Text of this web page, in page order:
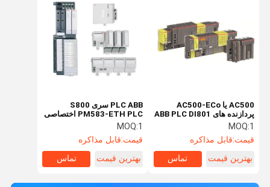
PLC ABB سری S800
PM583-ETH PLC اختصاصی
DC541-CM 4MB 8MB 2MB
12DI / 8DO / 2DC PM5012-
MOQ:1
قیمت:قابل مذاکره
بهترین قیمت
تماس
AC500 یا AC500-ECo
پردازنده های ABB PLC DI801
AI561 AI562 AI563 AO561
AX561 PLC
MOQ:1
قیمت:قابل مذاکره
بهترین قیمت
تماس